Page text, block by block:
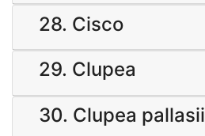
28. Cisco
29. Clupea
30. Clupea pallasii